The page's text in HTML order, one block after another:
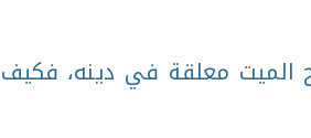
الميت معلقة في دينه، فكيف